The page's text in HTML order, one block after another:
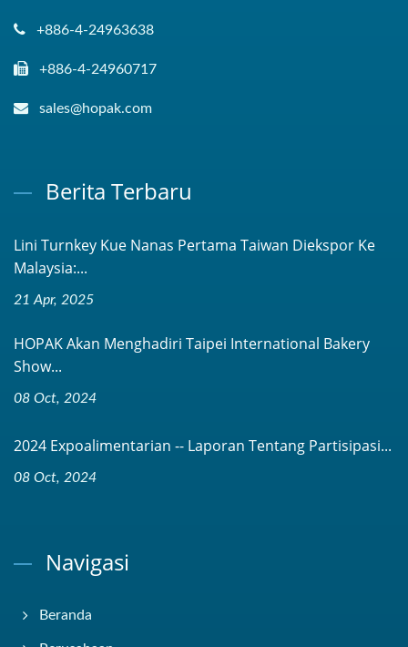
+886-4-24963638
+886-4-24960717
sales@hopak.com
Berita Terbaru
Lini Turnkey Kue Nanas Pertama Taiwan Diekspor Ke
Malaysia:...
21 Apr, 2025
HOPAK Akan Menghadiri Taipei International Bakery
Show...
08 Oct, 2024
2024 Expoalimentarian -- Laporan Tentang Partisipasi...
08 Oct, 2024
Navigasi
Beranda